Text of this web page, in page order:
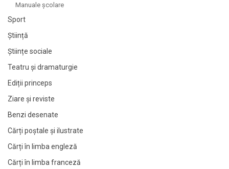
Manuale şcolare
Sport
Știință
Științe sociale
Teatru și dramaturgie
Ediții princeps
Ziare şi reviste
Benzi desenate
Cărți poștale și ilustrate
Cărți în limba engleză
Cărți în limba franceză